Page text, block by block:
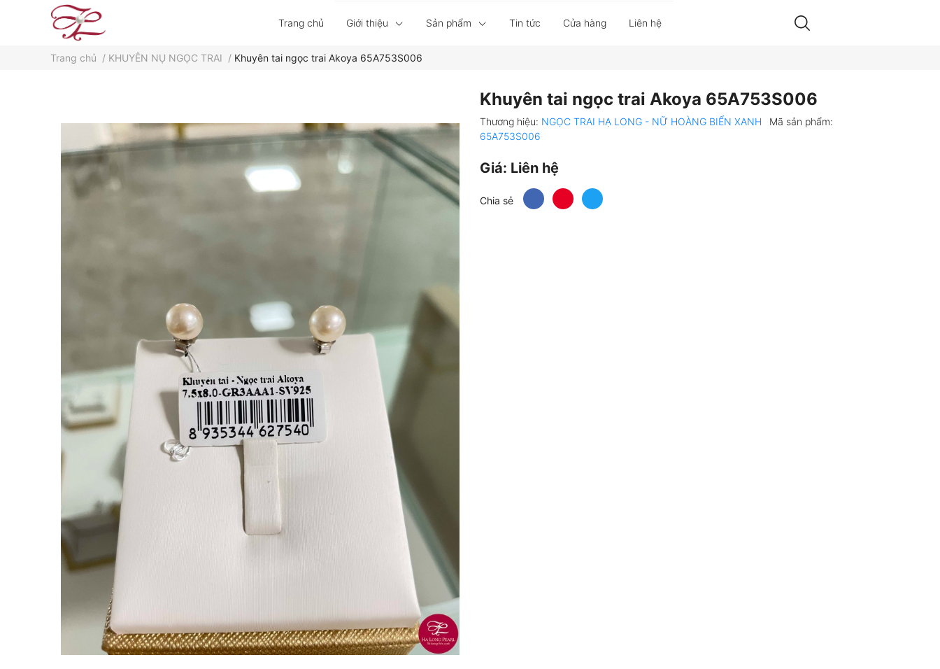
Trang chủ Giới thiệu Sản phẩm Tin tức Cửa hàng Liên hệ
Trang chủ / KHUYÊN NỤ NGỌC TRAI / Khuyên tai ngọc trai Akoya 65A753S006
Khuyên tai ngọc trai Akoya 65A753S006
Thương hiệu: NGỌC TRAI HẠ LONG - NỮ HOÀNG BIỂN XANH
Mã sản phẩm:
65A753S006
Giá: Liên hệ
Chia sẻ